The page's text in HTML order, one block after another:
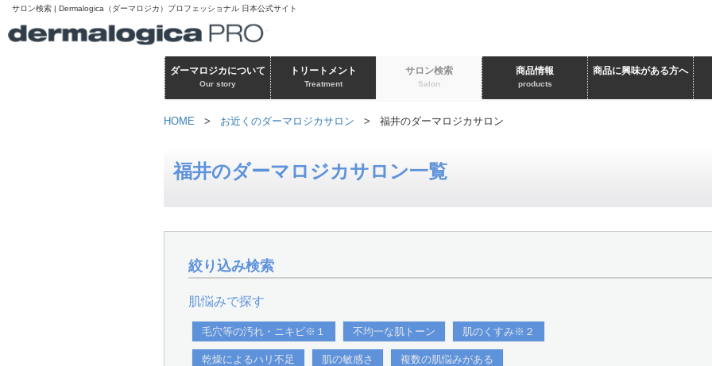
サロン検索 | Dermalogica（ダーマロジカ）プロフェッショナル 日本公式サイト
ダーマロジカについて
Our story
トリートメント
Treatment
サロン検索
Salon
商品情報
products
商品に興味がある方へ
HOME > お近くのダーマロジカサロン > 福井のダーマロジカサロン
福井のダーマロジカサロン一覧
絞り込み検索
肌悩みで探す
毛穴等の汚れ・ニキビ※１ 不均一な肌トーン 肌のくすみ※２
乾燥によるハリ不足 肌の敏感さ 複数の肌悩みがある